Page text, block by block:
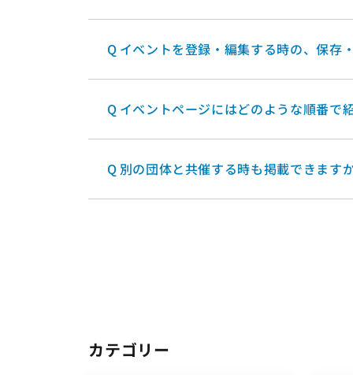
Q イベントを登録・編集する時の、保存
Q イベントページにはどのような順番で
Q 別の団体と共催する時も掲載できます
カテゴリー